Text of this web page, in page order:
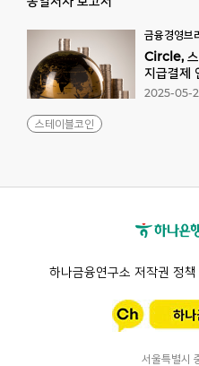
금융경영브
Circle, 스
지급결제
스테이블코인
2025-05-
하나금융연구소 저작권 정책
서울특별시